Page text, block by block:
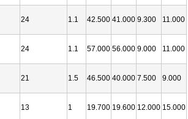
24 1.1 42.500 41.000 9.300 11.000
24 1.1 57.000 56.000 9.000 11.000
21 1.5 46.500 40.000 7.500 9.000
13 1 19.700 19.600 12.000 15.000